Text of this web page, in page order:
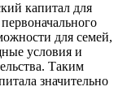
капитал для
для семей,
условия и
Таким
значительно